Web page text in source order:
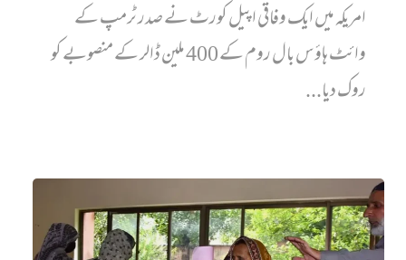
امریکہ میں ایک وفاقی اپیل کورٹ نے صدر ٹرمپ کے
وائٹ ہاؤس بال روم کے 400 ملین ڈالر کے منصوبے کو
روک دیا...